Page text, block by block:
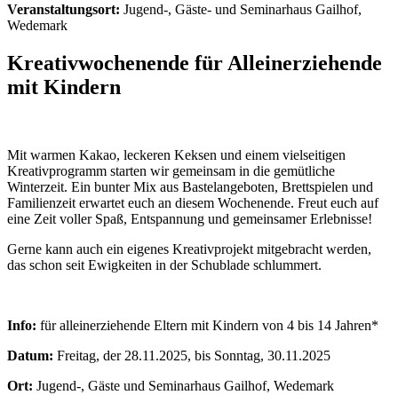
Veranstaltungsort: Jugend-, Gäste- und Seminarhaus Gailhof,
Wedemark
Kreativwochenende für Alleinerziehende
mit Kindern
Mit warmen Kakao, leckeren Keksen und einem vielseitigen
Kreativprogramm starten wir gemeinsam in die gemütliche
Winterzeit. Ein bunter Mix aus Bastelangeboten, Brettspielen und
Familienzeit erwartet euch an diesem Wochenende. Freut euch auf
eine Zeit voller Spaß, Entspannung und gemeinsamer Erlebnisse!
Gerne kann auch ein eigenes Kreativprojekt mitgebracht werden,
das schon seit Ewigkeiten in der Schublade schlummert.
Info: für alleinerziehende Eltern mit Kindern von 4 bis 14 Jahren*
Datum: Freitag, der 28.11.2025, bis Sonntag, 30.11.2025
Ort: Jugend-, Gäste und Seminarhaus Gailhof, Wedemark